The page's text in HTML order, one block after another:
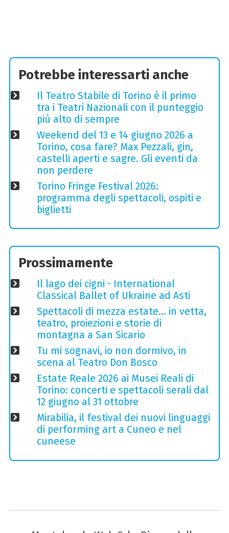
Potrebbe interessarti anche
Il Teatro Stabile di Torino è il primo
tra i Teatri Nazionali con il punteggio
più alto di sempre
Weekend del 13 e 14 giugno 2026 a
Torino, cosa fare? Max Pezzali, gin,
castelli aperti e sagre. Gli eventi da
non perdere
Torino Fringe Festival 2026:
programma degli spettacoli, ospiti e
biglietti
Prossimamente
Il lago dei cigni - International
Classical Ballet of Ukraine ad Asti
Spettacoli di mezza estate… in vetta,
teatro, proiezioni e storie di
montagna a San Sicario
Tu mi sognavi, io non dormivo, in
scena al Teatro Don Bosco
Estate Reale 2026 ai Musei Reali di
Torino: concerti e spettacoli serali dal
12 giugno al 31 ottobre
Mirabilia, il festival dei nuovi linguaggi
di performing art a Cuneo e nel
cuneese